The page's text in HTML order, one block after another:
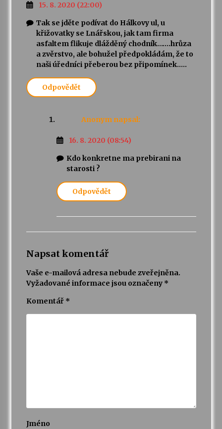
15. 8. 2020 (22:00)
Tak se jděte podívat do Hálkovy ul, u
křižovatky se Lnářskou, jak tam firma
asfaltem flikuje dlážděný chodník…….hrůza
a zvěrstvo, ale bohužel předpokládám, že to
naši úředníci přeberou bez připomínek…..
Odpovědět
Anonym napsal:
16. 8. 2020 (08:54)
Kdo konkretne ma prebirani na
starosti ?
Odpovědět
Napsat komentář
Vaše e-mailová adresa nebude zveřejněna.
Vyžadované informace jsou označeny *
Komentář *
Jméno